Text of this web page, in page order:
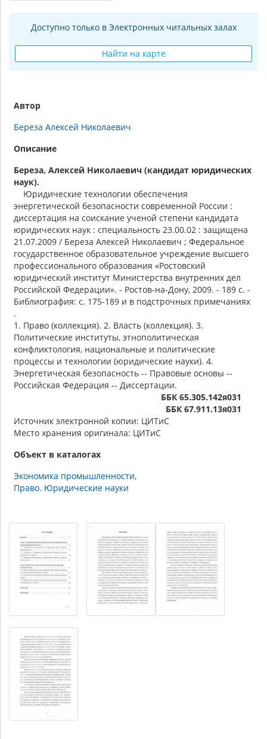
Доступно только в Электронных читальных залах
Найти на карте
Автор
Береза Алексей Николаевич
Описание
Береза, Алексей Николаевич (кандидат юридических
наук).
Юридические технологии обеспечения
энергетической безопасности современной России :
диссертация на соискание ученой степени кандидата
юридических наук : специальность 23.00.02 : защищена
21.07.2009 / Береза Алексей Николаевич ; Федеральное
государственное образовательное учреждение высшего
профессионального образования «Ростовский
юридический институт Министерства внутренних дел
Российской Федерации». - Ростов-на-Дону, 2009. - 189 с. -
Библиография: с. 175-189 и в подстрочных примечаниях
.
1. Право (коллекция). 2. Власть (коллекция). 3.
Политические институты, этнополитическая
конфликтология, национальные и политические
процессы и технологии (юридические науки). 4.
Энергетическая безопасность -- Правовые основы --
Российская Федерация -- Диссертации.
ББК 65.305.142я031
ББК 67.911.13я031
Источник электронной копии: ЦИТиС
Место хранения оригинала: ЦИТиС
Объект в каталогах
Экономика промышленности
Право. Юридические науки